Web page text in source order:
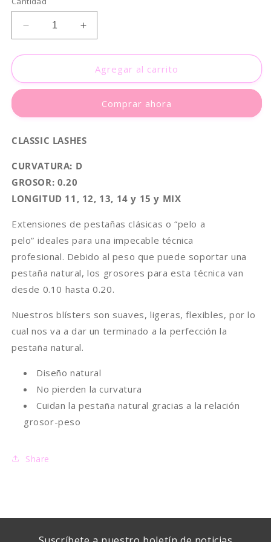
Reducir
cantidad
para
LASHES
Aumentar
cantidad
para
CLASSIC
LASHES
0.20
Agregar al carrito
Comprar ahora
CLASSIC LASHES
CURVATURA: D
GROSOR: 0.20
LONGITUD 11, 12, 13, 14 y 15 y MIX
Extensiones de pestañas clásicas o “pelo a
pelo” ideales para una impecable técnica
profesional. Debido al peso que puede soportar una
pestaña natural, los grosores para esta técnica van
desde 0.10 hasta 0.20.
Nuestros blísters son suaves, ligeras, flexibles, por lo
cual nos va a dar un terminado a la perfección la
pestaña natural.
Diseño natural
No pierden la curvatura
Cuidan la pestaña natural gracias a la relación
grosor-peso
Share